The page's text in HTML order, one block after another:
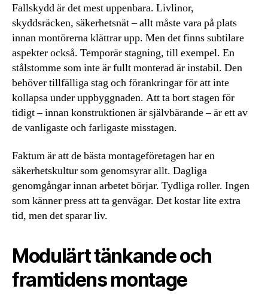
Fallskydd är det mest uppenbara. Livlinor,
skyddsräcken, säkerhetsnät – allt måste vara på plats
innan montörerna klättrar upp. Men det finns subtilare
aspekter också. Temporär stagning, till exempel. En
stålstomme som inte är fullt monterad är instabil. Den
behöver tillfälliga stag och förankringar för att inte
kollapsa under uppbyggnaden. Att ta bort stagen för
tidigt – innan konstruktionen är självbärande – är ett av
de vanligaste och farligaste misstagen.
Faktum är att de bästa montageföretagen har en
säkerhetskultur som genomsyrar allt. Dagliga
genomgångar innan arbetet börjar. Tydliga roller. Ingen
som känner press att ta genvägar. Det kostar lite extra
tid, men det sparar liv.
Modulärt tänkande och
framtidens montage